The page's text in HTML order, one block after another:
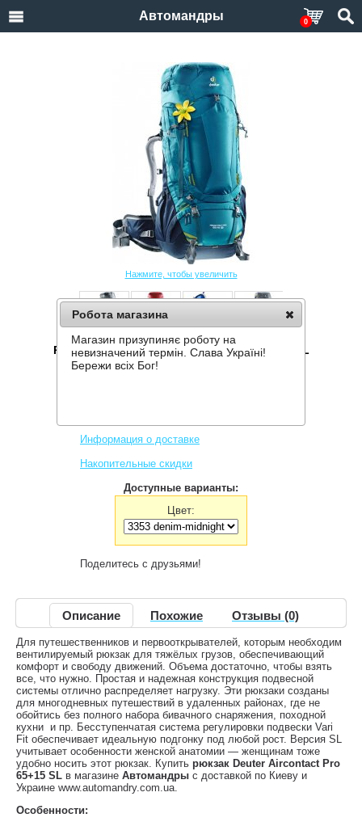
Автомандры 0
Нажмите, чтобы увеличить
РЮКЗАК DEUTER AIRCONTACT PRO 65+15 SL
Информация о доставке
Накопительные скидки
Доступные варианты:
Цвет:
Поделитесь с друзьями!
Описание Похожие Отзывы (0)
Для путешественников и первооткрывателей, которым необходим
вентилируемый рюкзак для тяжёлых грузов, обеспечивающий
комфорт и свободу движений. Объема достаточно, чтобы взять
все, что нужно. Простая и надежная конструкция подвесной
системы отлично распределяет нагрузку. Эти рюкзаки созданы
для многодневных путешествий в удаленных районах, где не
обойтись без полного набора бивачного снаряжения, походной
кухни и пр. Бесступенчатая система регулировки подвески Vari
Fit обеспечивает идеальную подгонку под любой рост. Версия SL
учитывает особенности женской анатомии — женщинам тоже
удобно носить этот рюкзак. Купить рюкзак Deuter Aircontact Pro
65+15 SL в магазине Автомандры с доставкой по Киеву и
Украине www.automandry.com.ua.
Особенности:
Робота магазина
Магазин призупиняє роботу на
невизначений термін. Слава Україні!
Бережи всіх Бог!